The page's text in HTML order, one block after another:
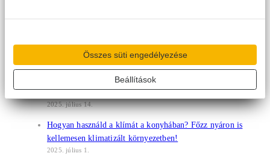
Összes süti engedélyezése
Beállítások
Légy Te a Gree Arca 2026-ban!
2025. július 17.
Tévhit, hogy a klímahasználat brutálisan megdobja a
villanyszámlát
2025. július 14.
Hogyan használd a klímát a konyhában? Főzz nyáron is
kellemesen klimatizált környezetben!
2025. július 1.